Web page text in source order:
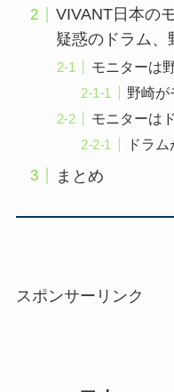
VIVANT日本の
疑惑のドラム、
モニターは
野崎が
モニターは
ドラ
まとめ
スポンサーリンク